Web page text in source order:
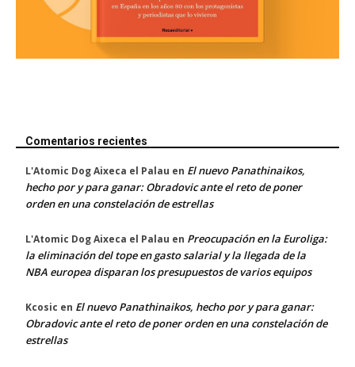
Comentarios recientes
L'Atomic Dog Aixeca el Palau en El nuevo Panathinaikos,
hecho por y para ganar: Obradovic ante el reto de poner
orden en una constelación de estrellas
L'Atomic Dog Aixeca el Palau en Preocupación en la Euroliga:
la eliminación del tope en gasto salarial y la llegada de la
NBA europea disparan los presupuestos de varios equipos
Kcosic en El nuevo Panathinaikos, hecho por y para ganar:
Obradovic ante el reto de poner orden en una constelación de
estrellas